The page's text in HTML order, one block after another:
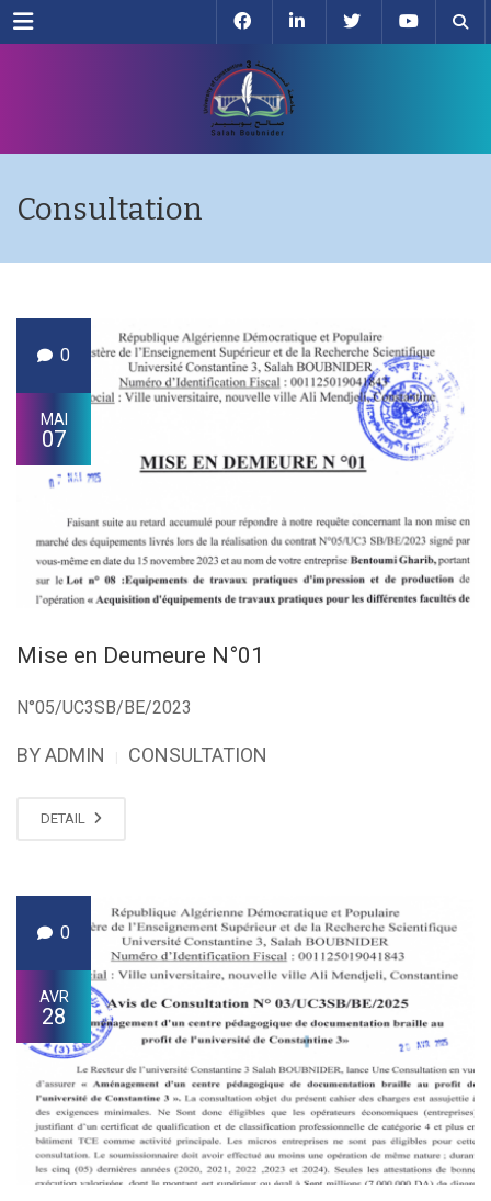
Menu
Consultation
0
MAI
07
Mise en Deumeure N°01
N°05/UC3SB/BE/2023
BY ADMIN CONSULTATION
DETAIL
0
AVR
28